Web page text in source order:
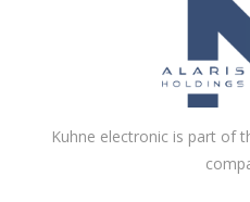
Kuhne electronic is part of